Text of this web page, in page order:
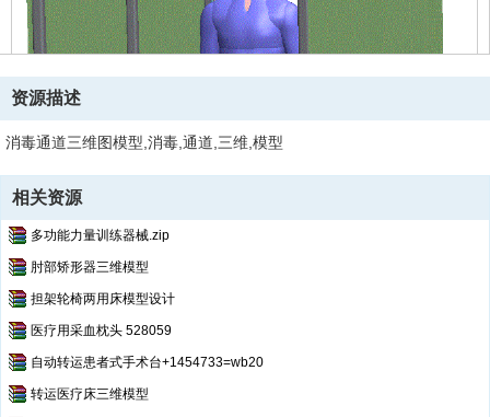
资源描述
消毒通道三维图模型,消毒,通道,三维,模型
相关资源
多功能力量训练器械.zip
肘部矫形器三维模型
担架轮椅两用床模型设计
医疗用采血枕头 528059
自动转运患者式手术台+1454733=wb20
转运医疗床三维模型